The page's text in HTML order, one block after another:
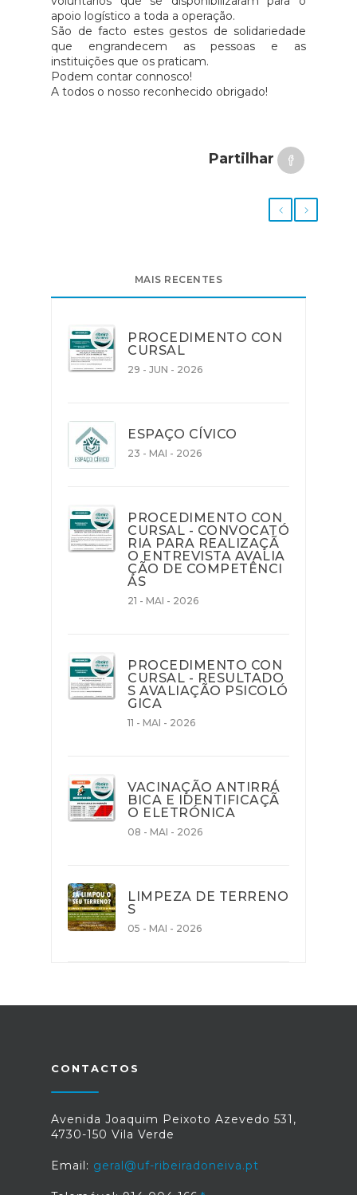
apoio logístico a toda a operação.
São de facto estes gestos de solidariedade
que engrandecem as pessoas e as
instituições que os praticam.
Podem contar connosco!
A todos o nosso reconhecido obrigado!
Partilhar
MAIS RECENTES
PROCEDIMENTO CON
CURSAL
29 - JUN - 2026
ESPAÇO CÍVICO
23 - MAI - 2026
PROCEDIMENTO CON
CURSAL - CONVOCATÓ
RIA PARA REALIZAÇÃ
O ENTREVISTA AVALIA
ÇÃO DE COMPETÊNCI
AS
21 - MAI - 2026
PROCEDIMENTO CON
CURSAL - RESULTADO
S AVALIAÇÃO PSICOLÓ
GICA
11 - MAI - 2026
VACINAÇÃO ANTIRRÁ
BICA E IDENTIFICAÇÃ
O ELETRÓNICA
08 - MAI - 2026
LIMPEZA DE TERRENO
S
05 - MAI - 2026
CONTACTOS
Avenida Joaquim Peixoto Azevedo 531,
4730-150 Vila Verde
Email: geral@uf-ribeiradoneiva.pt